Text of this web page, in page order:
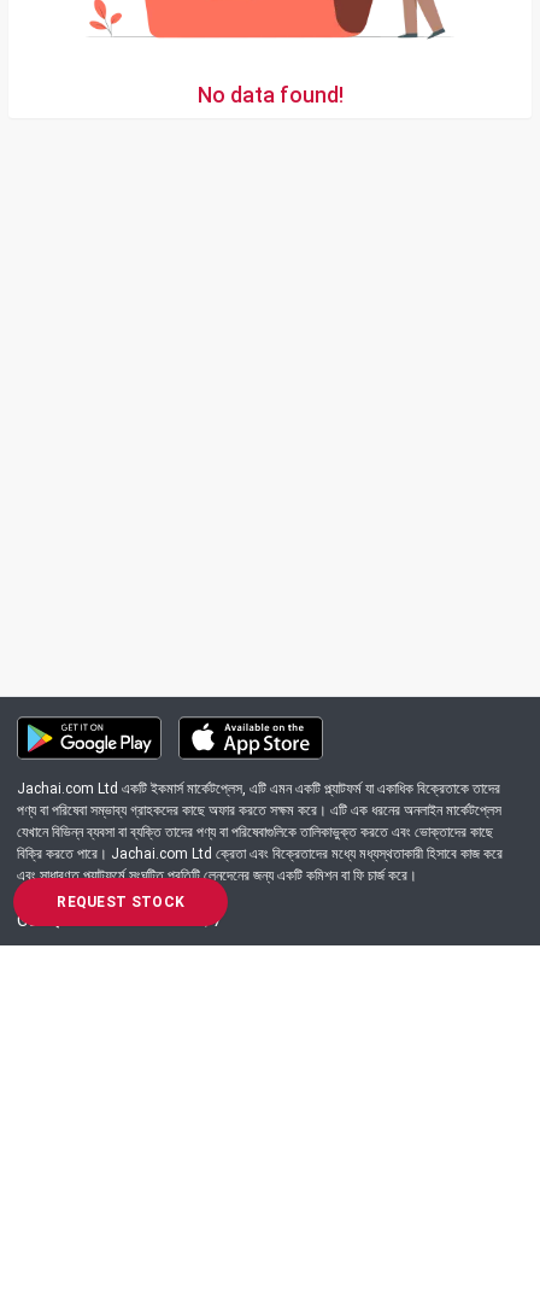
REQUEST STOCK
No data found!
Jachai.com Ltd একটি ইকমার্স মার্কেটপ্লেস, এটি এমন একটি প্ল্যাটফর্ম যা একাধিক বিক্রেতাকে তাদের
পণ্য বা পরিষেবা সম্ভাব্য গ্রাহকদের কাছে অফার করতে সক্ষম করে। এটি এক ধরনের অনলাইন মার্কেটপ্লেস
যেখানে বিভিন্ন ব্যবসা বা ব্যক্তি তাদের পণ্য বা পরিষেবাগুলিকে তালিকাভুক্ত করতে এবং ভোক্তাদের কাছে
বিক্রি করতে পারে। Jachai.com Ltd ক্রেতা এবং বিক্রেতাদের মধ্যে মধ্যস্থতাকারী হিসাবে কাজ করে
এবং সাধারণত প্ল্যাটফর্মে সংঘটিত প্রতিটি লেনদেনের জন্য একটি কমিশন বা ফি চার্জ করে।
Got Question? Call us 24/7